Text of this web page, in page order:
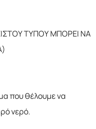
ΤΥΠΟΥ ΜΠΟΡΕΙ ΝΑ
που θέλουμε να
νερό.